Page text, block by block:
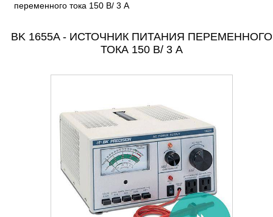
переменного тока 150 В/ 3 A
ВK 1655A - ИСТОЧНИК ПИТАНИЯ ПЕРЕМЕННОГО
ТОКА 150 В/ 3 A